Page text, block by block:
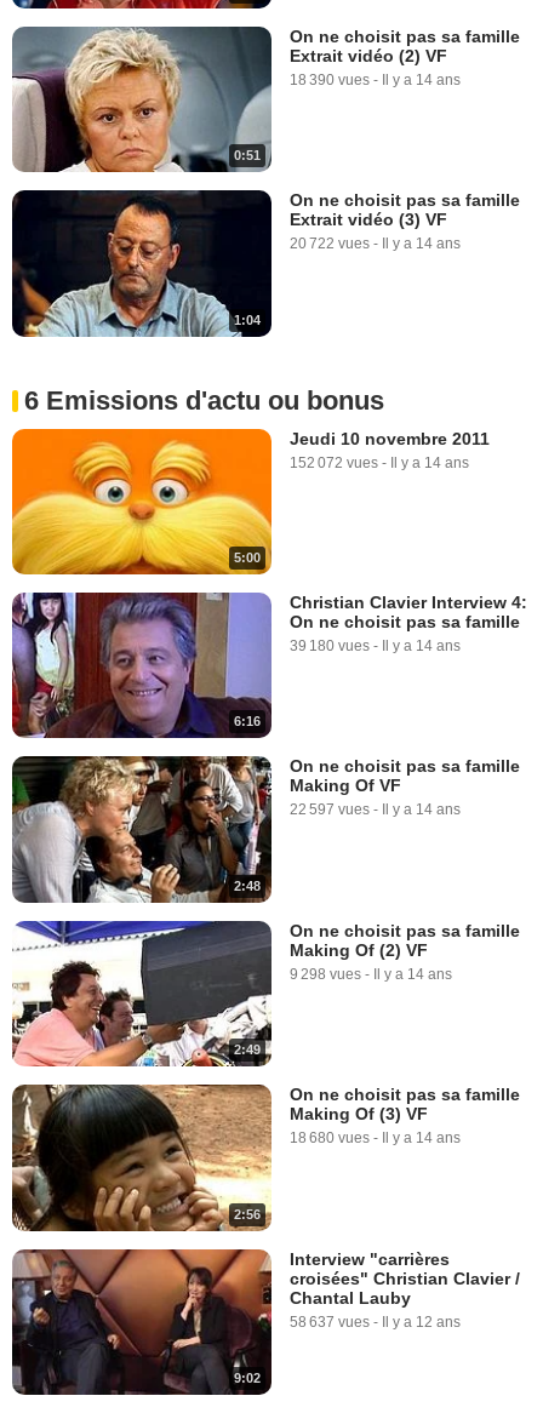
0:51
On ne choisit pas sa famille
Extrait vidéo (2) VF
18 390 vues - Il y a 14 ans
1:04
On ne choisit pas sa famille
Extrait vidéo (3) VF
20 722 vues - Il y a 14 ans
6 Emissions d'actu ou bonus
5:00
Jeudi 10 novembre 2011
152 072 vues - Il y a 14 ans
6:16
Christian Clavier Interview 4:
On ne choisit pas sa famille
39 180 vues - Il y a 14 ans
2:48
On ne choisit pas sa famille
Making Of VF
22 597 vues - Il y a 14 ans
2:49
On ne choisit pas sa famille
Making Of (2) VF
9 298 vues - Il y a 14 ans
2:56
On ne choisit pas sa famille
Making Of (3) VF
18 680 vues - Il y a 14 ans
9:02
Interview "carrières
croisées" Christian Clavier /
Chantal Lauby
58 637 vues - Il y a 12 ans